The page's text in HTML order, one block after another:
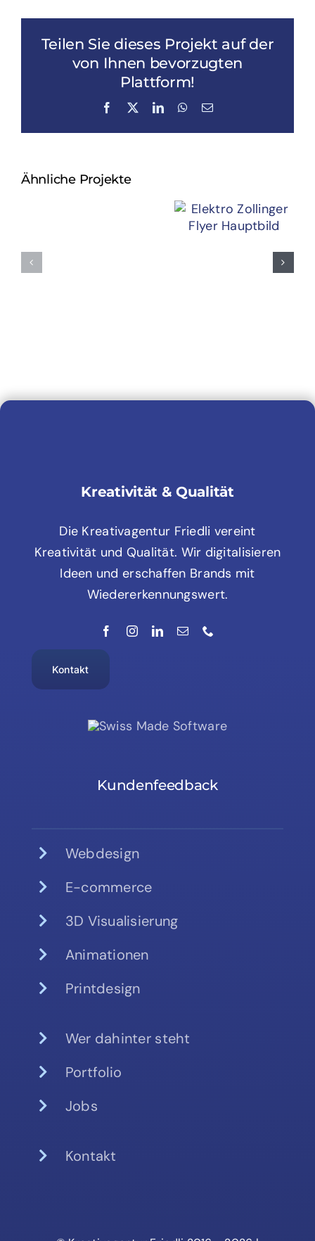
Teilen Sie dieses Projekt auf der
von Ihnen bevorzugten
Plattform!
Facebook
X LinkedInWhatsApp
E-
Ähnliche Projekte
Kreativität & Qualität
Die Kreativagentur Friedli vereint
Kreativität und Qualität. Wir digitalisieren
Ideen und erschaffen Brands mit
Wiedererkennungswert.
Kontakt
Kundenfeedback
Webdesign
E-commerce
3D Visualisierung
Animationen
Printdesign
Wer dahinter steht
Portfolio
Jobs
Kontakt